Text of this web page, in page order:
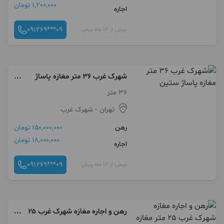
اجاره 1,200,000 تومان
بیش از 12 ماه پیش 091269***09
شهرک غرب 36 متر مغازه پاساژ
ستین
36 متر
تهران - شهرک غرب
رهن
150,000,000 تومان
اجاره
18,000,000 تومان
بیش از 12 ماه پیش 091269***09
رهن و اجاره مغازه شهرک غرب ۲۵